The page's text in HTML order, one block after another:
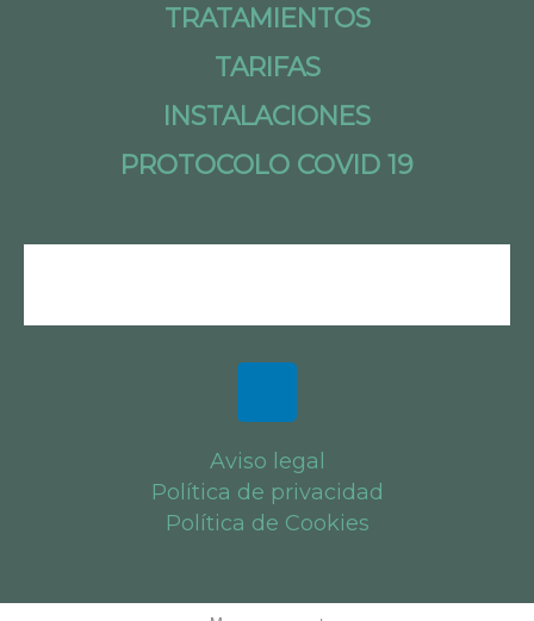
TRATAMIENTOS
TARIFAS
INSTALACIONES
PROTOCOLO COVID 19
Aviso legal
Política de privacidad
Política de Cookies